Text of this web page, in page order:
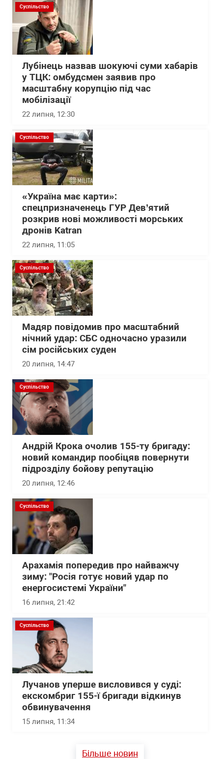
Суспільство
Лубінець назвав шокуючі суми хабарів
у ТЦК: омбудсмен заявив про
масштабну корупцію під час
мобілізації
22 липня, 12:30
Суспільство
«Україна має карти»:
спецпризначенець ГУР Дев’ятий
розкрив нові можливості морських
дронів Katran
22 липня, 11:05
Суспільство
Мадяр повідомив про масштабний
нічний удар: СБС одночасно уразили
сім російських суден
20 липня, 14:47
Суспільство
Андрій Крока очолив 155-ту бригаду:
новий командир пообіцяв повернути
підрозділу бойову репутацію
20 липня, 12:46
Суспільство
Арахамія попередив про найважчу
зиму: "Росія готує новий удар по
енергосистемі України"
16 липня, 21:42
Суспільство
Лучанов уперше висловився у суді:
екскомбриг 155-ї бригади відкинув
обвинувачення
15 липня, 11:34
Більше новин